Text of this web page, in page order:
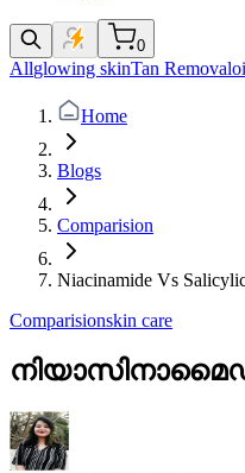
0
Allglowing skinTan Removal
Home
Blogs
Comparision
Niacinamide Vs
Comparisionskin care